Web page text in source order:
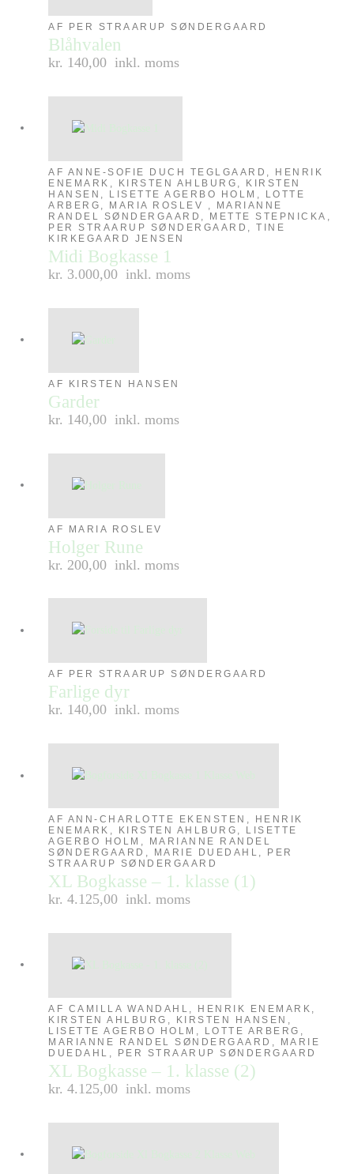
AF PER STRAARUP SØNDERGAARD
Blåhvalen
kr. 140,00 inkl. moms
AF ANNE-SOFIE DUCH TEGLGAARD, HENRIK
ENEMARK, KIRSTEN AHLBURG, KIRSTEN
HANSEN, LISETTE AGERBO HOLM, LOTTE
ARBERG, MARIA ROSLEV , MARIANNE
RANDEL SØNDERGAARD, METTE STEPNICKA,
PER STRAARUP SØNDERGAARD, TINE
KIRKEGAARD JENSEN
Midi Bogkasse 1
kr. 3.000,00 inkl. moms
AF KIRSTEN HANSEN
Garder
kr. 140,00 inkl. moms
AF MARIA ROSLEV
Holger Rune
kr. 200,00 inkl. moms
AF PER STRAARUP SØNDERGAARD
Farlige dyr
kr. 140,00 inkl. moms
AF ANN-CHARLOTTE EKENSTEN, HENRIK
ENEMARK, KIRSTEN AHLBURG, LISETTE
AGERBO HOLM, MARIANNE RANDEL
SØNDERGAARD, MARIE DUEDAHL, PER
STRAARUP SØNDERGAARD
XL Bogkasse – 1. klasse (1)
kr. 4.125,00 inkl. moms
AF CAMILLA WANDAHL, HENRIK ENEMARK,
KIRSTEN AHLBURG, KIRSTEN HANSEN,
LISETTE AGERBO HOLM, LOTTE ARBERG,
MARIANNE RANDEL SØNDERGAARD, MARIE
DUEDAHL, PER STRAARUP SØNDERGAARD
XL Bogkasse – 1. klasse (2)
kr. 4.125,00 inkl. moms